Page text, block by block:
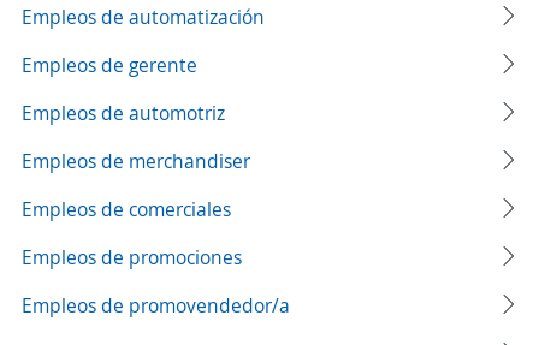
Empleos de automatización
Empleos de gerente
Empleos de automotriz
Empleos de merchandiser
Empleos de comerciales
Empleos de promociones
Empleos de promovendedor/a